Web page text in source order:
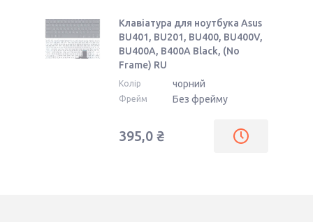
Клавіатура для ноутбука Asus
BU401, BU201, BU400, BU400V,
BU400A, B400A Black, (No
Frame) RU
Колір чорний
Фрейм Без фрейму
395,0 ₴